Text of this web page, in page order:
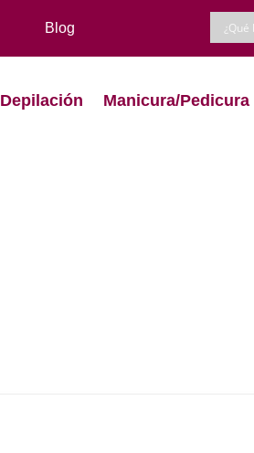
Blog
Depilación Manicura/Pedicura